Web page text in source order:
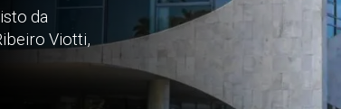
da
Viotti,